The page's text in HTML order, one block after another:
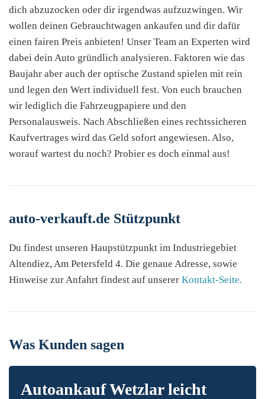
dich abzuzocken oder dir irgendwas aufzuzwingen. Wir
wollen deinen Gebrauchtwagen ankaufen und dir dafür
einen fairen Preis anbieten! Unser Team an Experten wird
dabei dein Auto gründlich analysieren. Faktoren wie das
Baujahr aber auch der optische Zustand spielen mit rein
und legen den Wert individuell fest. Von euch brauchen
wir lediglich die Fahrzeugpapiere und den
Personalausweis. Nach Abschließen eines rechtssicheren
Kaufvertrages wird das Geld sofort angewiesen. Also,
worauf wartest du noch? Probier es doch einmal aus!
auto-verkauft.de Stützpunkt
Du findest unseren Haupstützpunkt im Industriegebiet
Altendiez, Am Petersfeld 4. Die genaue Adresse, sowie
Hinweise zur Anfahrt findest auf unserer Kontakt-Seite.
Was Kunden sagen
Autoankauf Wetzlar leicht